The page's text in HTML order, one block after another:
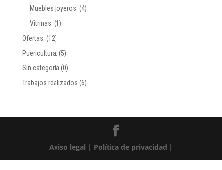
Muebles joyeros. (4)
Vitrinas. (1)
Ofertas. (12)
Puericultura. (5)
Sin categoría (0)
Trabajos realizados (6)
Aviso legal | Política de privacidad |